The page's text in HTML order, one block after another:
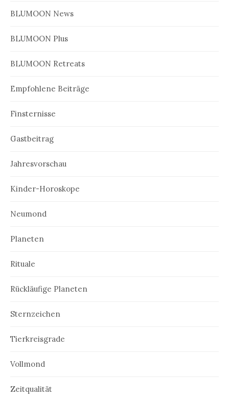
BLUMOON News
BLUMOON Plus
BLUMOON Retreats
Empfohlene Beiträge
Finsternisse
Gastbeitrag
Jahresvorschau
Kinder-Horoskope
Neumond
Planeten
Rituale
Rückläufige Planeten
Sternzeichen
Tierkreisgrade
Vollmond
Zeitqualität